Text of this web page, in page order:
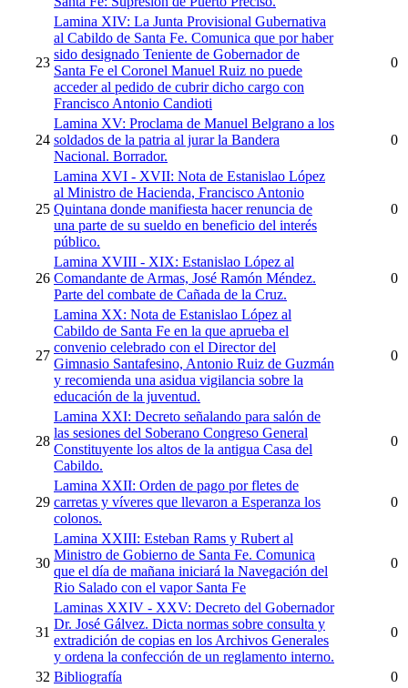
23
Lamina XIV: La Junta Provisional Gubernativa
al Cabildo de Santa Fe. Comunica que por haber
sido designado Teniente de Gobernador de
Santa Fe el Coronel Manuel Ruiz no puede
acceder al pedido de cubrir dicho cargo con
Francisco Antonio Candioti
0
24
Lamina XV: Proclama de Manuel Belgrano a los
soldados de la patria al jurar la Bandera
Nacional. Borrador.
0
25
Lamina XVI - XVII: Nota de Estanislao López
al Ministro de Hacienda, Francisco Antonio
Quintana donde manifiesta hacer renuncia de
una parte de su sueldo en beneficio del interés
público.
0
26
Lamina XVIII - XIX: Estanislao López al
Comandante de Armas, José Ramón Méndez.
Parte del combate de Cañada de la Cruz.
0
27
Lamina XX: Nota de Estanislao López al
Cabildo de Santa Fe en la que aprueba el
convenio celebrado con el Director del
Gimnasio Santafesino, Antonio Ruiz de Guzmán
y recomienda una asidua vigilancia sobre la
educación de la juventud.
0
28
Lamina XXI: Decreto señalando para salón de
las sesiones del Soberano Congreso General
Constituyente los altos de la antigua Casa del
Cabildo.
0
29
Lamina XXII: Orden de pago por fletes de
carretas y víveres que llevaron a Esperanza los
colonos.
0
30
Lamina XXIII: Esteban Rams y Rubert al
Ministro de Gobierno de Santa Fe. Comunica
que el día de mañana iniciará la Navegación del
Rio Salado con el vapor Santa Fe
0
31
Laminas XXIV - XXV: Decreto del Gobernador
Dr. José Gálvez. Dicta normas sobre consulta y
extradición de copias en los Archivos Generales
y ordena la confección de un reglamento interno.
0
32 Bibliografía 0